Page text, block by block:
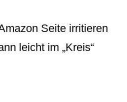
Seite irritieren
leicht im „Kreis“